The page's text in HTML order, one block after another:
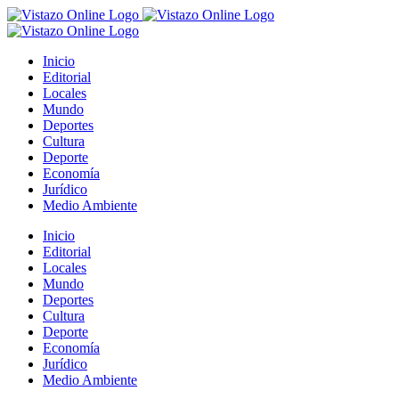
Saltar
al
Inicio
Editorial
Locales
Mundo
Deportes
Cultura
Deporte
Economía
Jurídico
Medio Ambiente
Inicio
Editorial
Locales
Mundo
Deportes
Cultura
Deporte
Economía
Jurídico
Medio Ambiente